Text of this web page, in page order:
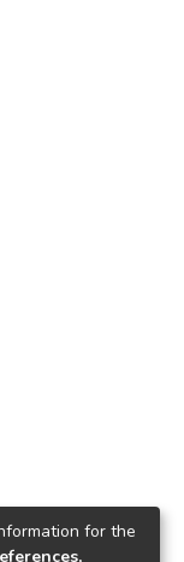
for the